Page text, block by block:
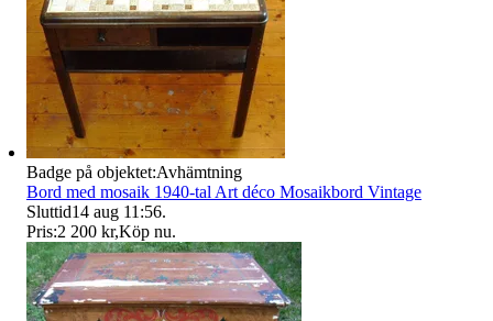
Badge på objektet:Avhämtning
Bord med mosaik 1940-tal Art déco Mosaikbord Vintage
Sluttid14 aug 11:56.
Pris:2 200 kr,Köp nu.